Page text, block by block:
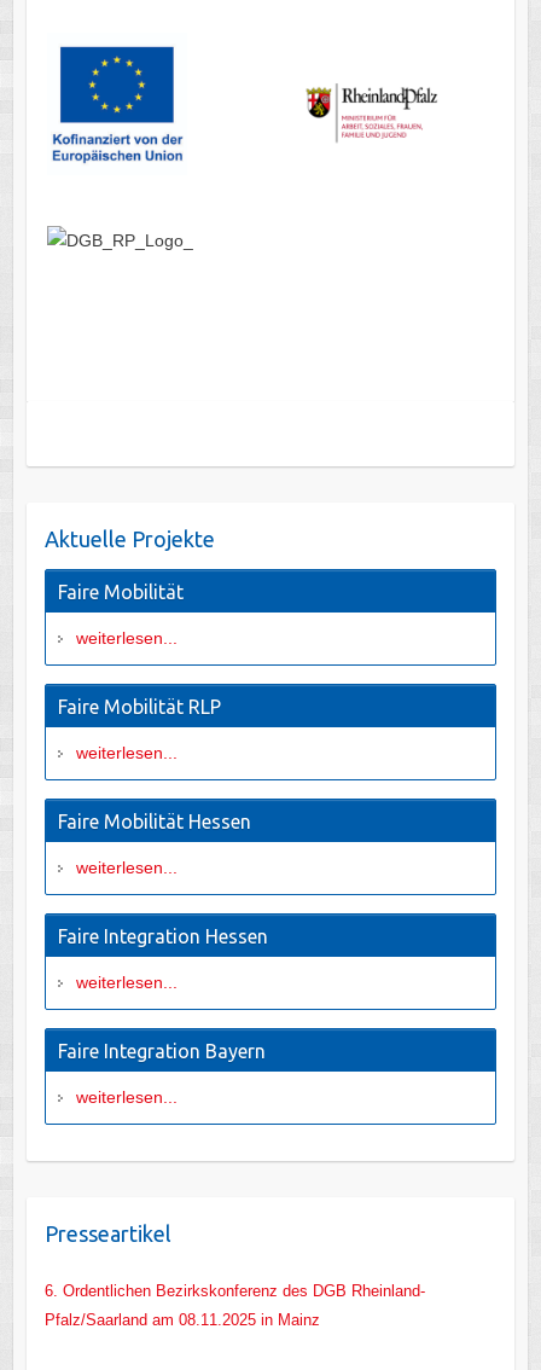
Aktuelle Projekte
Faire Mobilität
weiterlesen...
Faire Mobilität RLP
weiterlesen...
Faire Mobilität Hessen
weiterlesen...
Faire Integration Hessen
weiterlesen...
Faire Integration Bayern
weiterlesen...
Presseartikel
6. Ordentlichen Bezirkskonferenz des DGB Rheinland-
Pfalz/Saarland am 08.11.2025 in Mainz